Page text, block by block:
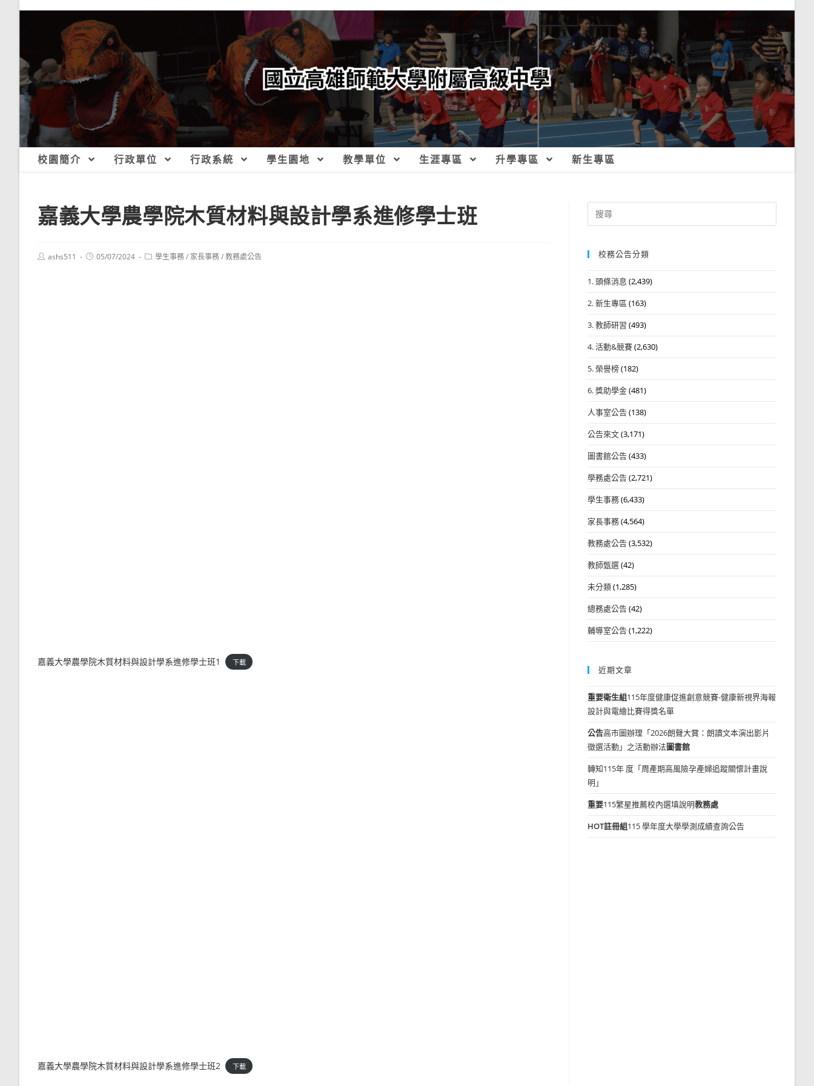
校園簡介 行政單位 行政系統 學生園地 教學單位 生涯專區 升學專區 新生專區
嘉義大學農學院木質材料與設計學系進修學士班
Postashs511
Post05/07/2024
Post學生事務/ 家長事務/教務處公告
嘉義大學農學院木質材料與設計學系進修學士班1 下載
嘉義大學農學院木質材料與設計學系進修學士班2 下載
Search
for:
校務公告分類
1. 頭條消息 (2,439)
2. 新生專區 (163)
3. 教師研習 (493)
4. 活動&競賽(2,630)
5. 榮譽榜(182)
6. 獎助學金(481)
人事室公告(138)
公告來文(3,171)
圖書館公告(433)
學務處公告(2,721)
學生事務(6,433)
家長事務(4,564)
教務處公告(3,532)
教師甄選(42)
未分類(1,285)
總務處公告(42)
輔導室公告(1,222)
近期文章
重要衛生組115年度健康促進創意競賽-健康新視界海報
設計與電繪比賽得獎名單
公告高市圖辦理「2026朗聲大賞：朗讀文本演出影片
徵選活動」之活動辦法圖書館
轉知115年 度「周產期高風險孕產婦追蹤關懷計畫說
明」
重要115繁星推薦校內選填說明教務處
HOT註冊組115 學年度大學學測成績查詢公告